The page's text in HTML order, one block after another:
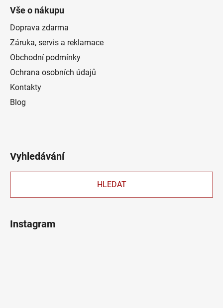
Vše o nákupu
Doprava zdarma
Záruka, servis a reklamace
Obchodní podmínky
Ochrana osobních údajů
Kontakty
Blog
Vyhledávání
HLEDAT
Instagram